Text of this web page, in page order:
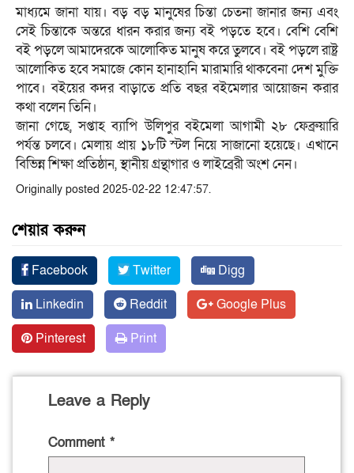
মাধ্যমে জানা যায়। বড় বড় মানুষের চিন্তা চেতনা জানার জন্য এবং
সেই চিন্তাকে অন্তরে ধারন করার জন্য বই পড়তে হবে। বেশি বেশি
বই পড়লে আমাদেরকে আলোকিত মানুষ করে তুলবে। বই পড়লে রাষ্ট্র
আলোকিত হবে সমাজে কোন হানাহানি মারামারি থাকবেনা দেশ মুক্তি
পাবে। বইয়ের কদর বাড়াতে প্রতি বছর বইমেলার আয়োজন করার
কথা বলেন তিনি।
জানা গেছে, সপ্তাহ ব্যাপি উলিপুর বইমেলা আগামী ২৮ ফেব্রুয়ারি
পর্যন্ত চলবে। মেলায় প্রায় ১৮টি স্টল নিয়ে সাজানো হয়েছে। এখানে
বিভিন্ন শিক্ষা প্রতিষ্ঠান, স্থানীয় গ্রন্থাগার ও লাইব্রেরী অংশ নেন।
Originally posted 2025-02-22 12:47:57.
শেয়ার করুন
Facebook Twitter
Digg
Linkedin
Reddit
Google Plus
Pinterest
Print
Leave a Reply
Comment *